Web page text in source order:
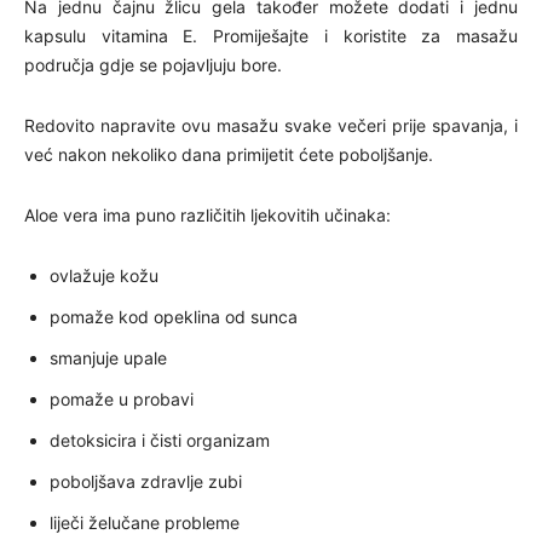
Na jednu čajnu žlicu gela također možete dodati i jednu
kapsulu vitamina E. Promiješajte i koristite za masažu
područja gdje se pojavljuju bore.
Redovito napravite ovu masažu svake večeri prije spavanja, i
već nakon nekoliko dana primijetit ćete poboljšanje.
Aloe vera ima puno različitih ljekovitih učinaka:
ovlažuje kožu
pomaže kod opeklina od sunca
smanjuje upale
pomaže u probavi
detoksicira i čisti organizam
poboljšava zdravlje zubi
liječi želučane probleme